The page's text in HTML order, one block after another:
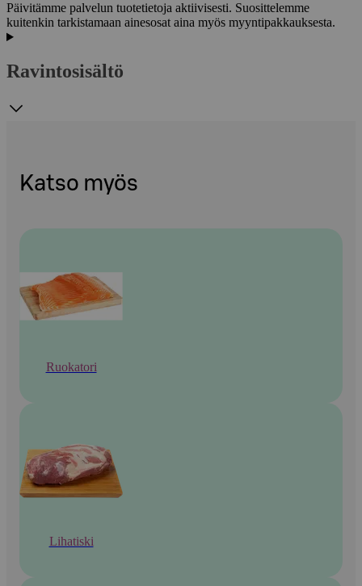
Päivitämme palvelun tuotetietoja aktiivisesti. Suosittelemme
kuitenkin tarkistamaan ainesosat aina myös myyntipakkauksesta.
Ravintosisältö
Katso myös
Ruokatori
Lihatiski